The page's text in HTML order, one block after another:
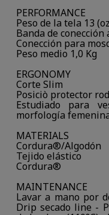
PERFORMANCE
Peso de la tela 13
Banda de conección
Conección para
Peso medio 1,0 Kg
ERGONOMY
Corte Slim
Posiciò protector
Estudiado para
morfología
MATERIALS
Cordura®/Algodón
Tejido elástico
Cordura®
MAINTENANCE
Lavar a mano por
Drip secado line -